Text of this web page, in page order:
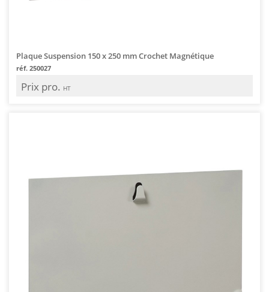
Plaque Suspension 150 x 250 mm Crochet Magnétique
réf. 250027
Prix pro. HT